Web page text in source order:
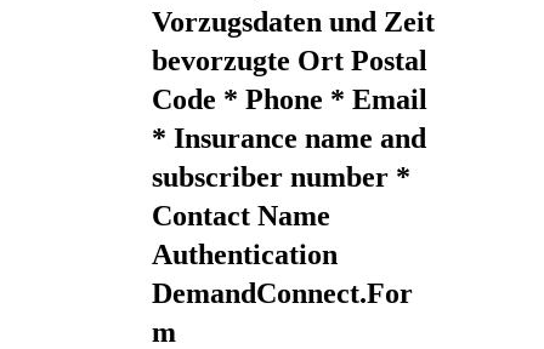
Vorzugsdaten und Zeit
bevorzugte Ort Postal
Code * Phone * Email
* Insurance name and
subscriber number *
Contact Name
Authentication
DemandConnect.For
m